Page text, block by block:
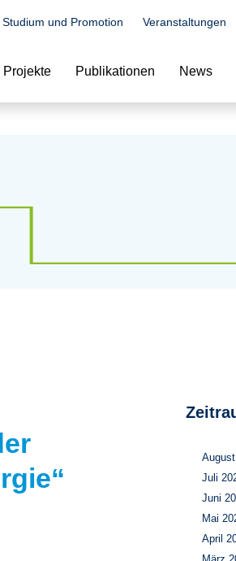
Studium und Promotion Veranstaltungen
Projekte Publikationen News
Juli
Juni
Mai
April